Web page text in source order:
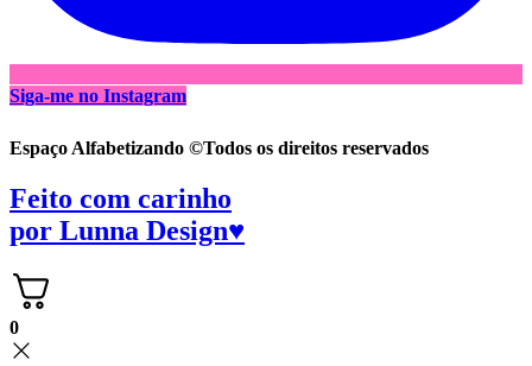
Siga-me no Instagram
Espaço Alfabetizando ©Todos os direitos reservados
Feito com carinho
por Lunna Design♥
0